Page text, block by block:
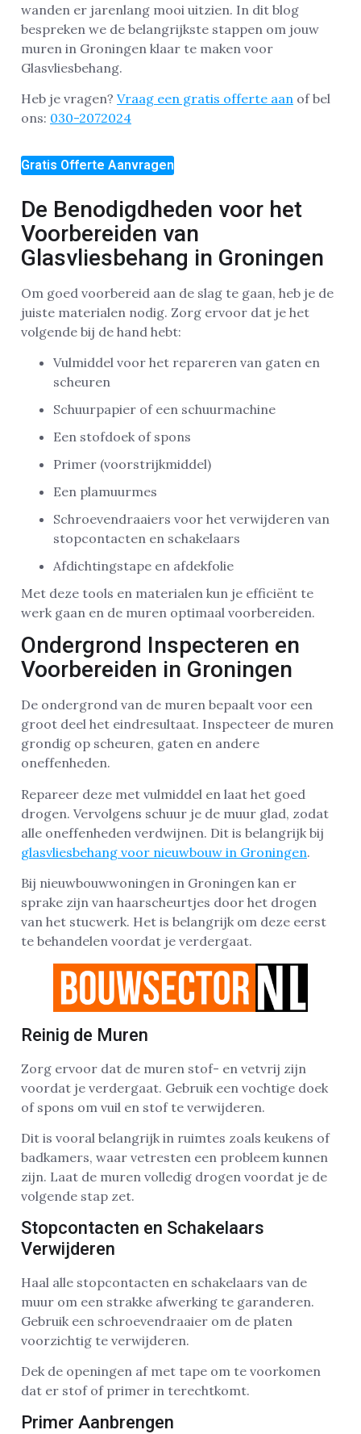
wanden er jarenlang mooi uitzien. In dit blog
bespreken we de belangrijkste stappen om jouw
muren in Groningen klaar te maken voor
Glasvliesbehang.
Heb je vragen? Vraag een gratis offerte aan of bel
ons: 030-2072024
Gratis Offerte Aanvragen
De Benodigdheden voor het
Voorbereiden van
Glasvliesbehang in Groningen
Om goed voorbereid aan de slag te gaan, heb je de
juiste materialen nodig. Zorg ervoor dat je het
volgende bij de hand hebt:
Vulmiddel voor het repareren van gaten en
scheuren
Schuurpapier of een schuurmachine
Een stofdoek of spons
Primer (voorstrijkmiddel)
Een plamuurmes
Schroevendraaiers voor het verwijderen van
stopcontacten en schakelaars
Afdichtingstape en afdekfolie
Met deze tools en materialen kun je efficiënt te
werk gaan en de muren optimaal voorbereiden.
Ondergrond Inspecteren en
Voorbereiden in Groningen
De ondergrond van de muren bepaalt voor een
groot deel het eindresultaat. Inspecteer de muren
grondig op scheuren, gaten en andere
oneffenheden.
Repareer deze met vulmiddel en laat het goed
drogen. Vervolgens schuur je de muur glad, zodat
alle oneffenheden verdwijnen. Dit is belangrijk bij
glasvliesbehang voor nieuwbouw in Groningen.
Bij nieuwbouwwoningen in Groningen kan er
sprake zijn van haarscheurtjes door het drogen
van het stucwerk. Het is belangrijk om deze eerst
te behandelen voordat je verdergaat.
Reinig de Muren
Zorg ervoor dat de muren stof- en vetvrij zijn
voordat je verdergaat. Gebruik een vochtige doek
of spons om vuil en stof te verwijderen.
Dit is vooral belangrijk in ruimtes zoals keukens of
badkamers, waar vetresten een probleem kunnen
zijn. Laat de muren volledig drogen voordat je de
volgende stap zet.
Stopcontacten en Schakelaars
Verwijderen
Haal alle stopcontacten en schakelaars van de
muur om een strakke afwerking te garanderen.
Gebruik een schroevendraaier om de platen
voorzichtig te verwijderen.
Dek de openingen af met tape om te voorkomen
dat er stof of primer in terechtkomt.
Primer Aanbrengen